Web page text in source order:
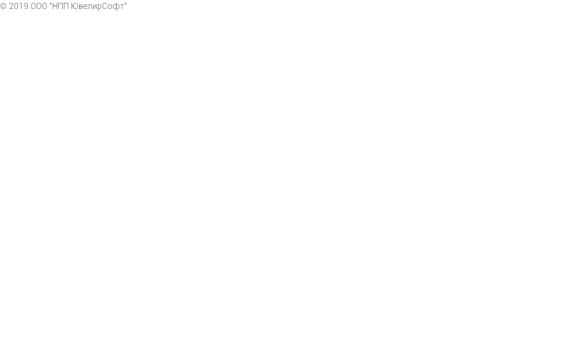
© 2019 ООО "НПП ЮвелирСофт"